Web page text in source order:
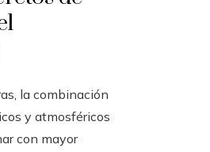
la combinación
y atmosféricos
con mayor